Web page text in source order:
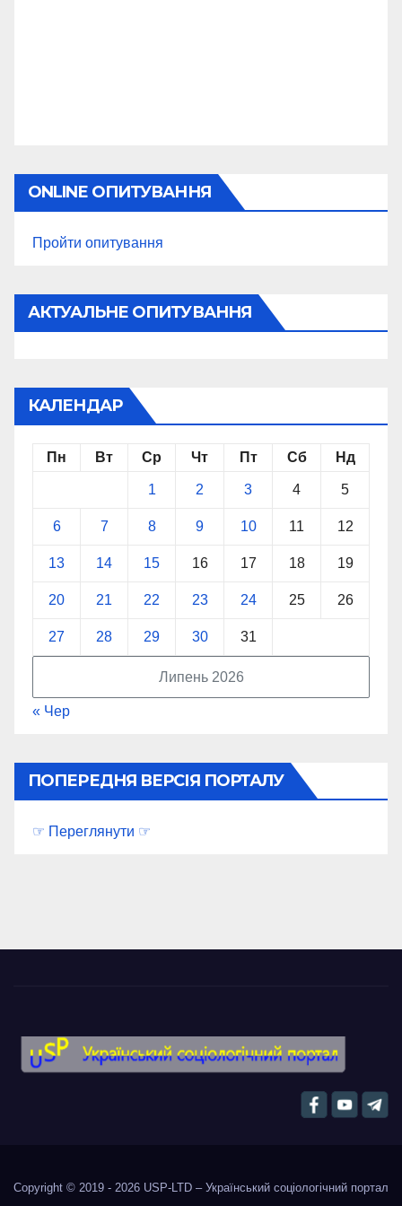
ONLINE ОПИТУВАННЯ
Пройти опитування
АКТУАЛЬНЕ ОПИТУВАННЯ
КАЛЕНДАР
Липень 2026
Пн Вт Ср Чт Пт Сб Нд
1 2 3 4 5
6 7 8 9 10 11 12
13 14 15 16 17 18 19
20 21 22 23 24 25 26
27 28 29 30 31
« Чер
ПОПЕРЕДНЯ ВЕРСІЯ ПОРТАЛУ
☞ Переглянути ☞
Copyright © 2019 - 2026 USP-LTD – Український соціологічний портал